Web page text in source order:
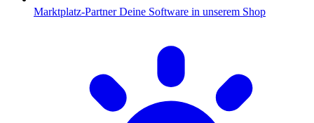
Marktplatz-Partner Deine Software in unserem Shop